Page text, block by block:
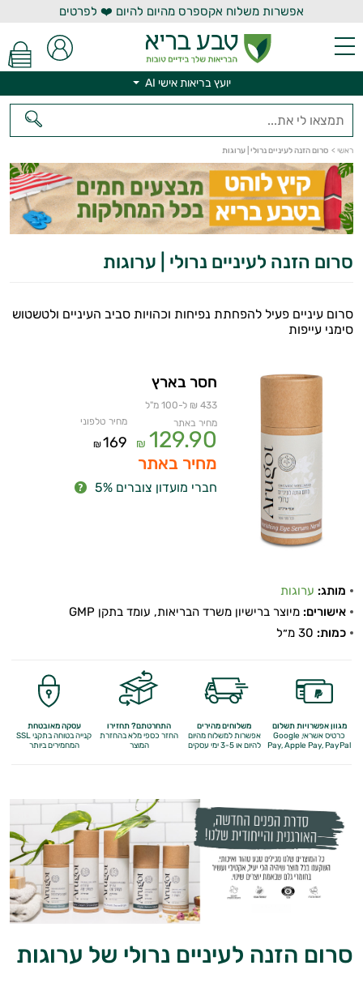
אפשרות משלוח אקספרס מהיום להיום ❤️ לפרטים
יועץ בריאות אישי AI
ראשי > סרום הזנה לעיניים נרולי | ערוגות
סרום הזנה לעיניים נרולי | ערוגות
סרום עיניים פעיל להפחתת נפיחות וכהויות סביב העיניים ולטשטוש
סימני עייפות
חסר בארץ
433 ₪ ל-100 מ"ל
מחיר באתר
129.90
₪
מחיר טלפוני
169
₪
מחיר באתר
חברי מועדון צוברים 5%
מותג: ערוגות
אישורים: מיוצר ברישיון משרד הבריאות, עומד בתקן GMP
כמות:
מגוון אפשרויות תשלום
כרטיס אשראי, Google
Pay,Apple Pay, PayPal
משלוחים מהירים
אפשרות למשלוח מהיום
להיום או 3-5 ימי עסקים
התחרטתם? תחזירו
החזר כספי מלאבהחזרת
המוצר
עסקה מאובטחת
קנייה בטוחה בתקני SSL
המחמירים ביותר
סרום הזנה לעיניים נרולי של ערוגות
יועץ בריאות אישי AI